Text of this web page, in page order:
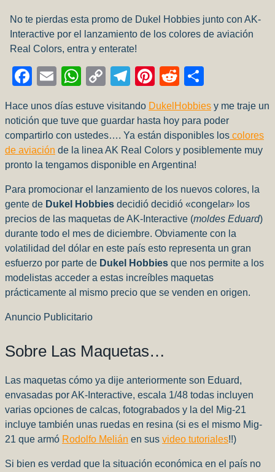
No te pierdas esta promo de Dukel Hobbies junto con AK-
Interactive por el lanzamiento de los colores de aviación
Real Colors, entra y enterate!
Facebook
EmailWhatsApp
CopyTelegram
Pinterest
Reddit
Hace unos días estuve visitando DukelHobbies y me traje un
notición que tuve que guardar hasta hoy para poder
compartirlo con ustedes…. Ya están disponibles los colores
de aviación de la linea AK Real Colors y posiblemente muy
pronto la tengamos disponible en Argentina!
Para promocionar el lanzamiento de los nuevos colores, la
gente de Dukel Hobbies decidió decidió «congelar» los
precios de las maquetas de AK-Interactive (moldes Eduard)
durante todo el mes de diciembre. Obviamente con la
volatilidad del dólar en este país esto representa un gran
esfuerzo por parte de Dukel Hobbies que nos permite a los
modelistas acceder a estas increíbles maquetas
prácticamente al mismo precio que se venden en origen.
Anuncio Publicitario
Sobre Las Maquetas…
Las maquetas cómo ya dije anteriormente son Eduard,
envasadas por AK-Interactive, escala 1/48 todas incluyen
varias opciones de calcas, fotograbados y la del Mig-21
incluye también unas ruedas en resina (si es el mismo Mig-
21 que armó Rodolfo Melián en sus video tutoriales!!)
Si bien es verdad que la situación económica en el país no